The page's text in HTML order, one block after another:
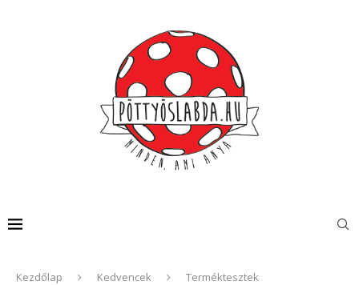
Kezdőlap Kedvencek Terméktesztek